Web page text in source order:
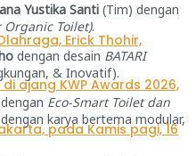
Yustika Santi (Tim) dengan
Organic Toilet).
dengan desain BATARI
& Inovatif).
dengan Eco-Smart Toilet dan
karya bertema modular,